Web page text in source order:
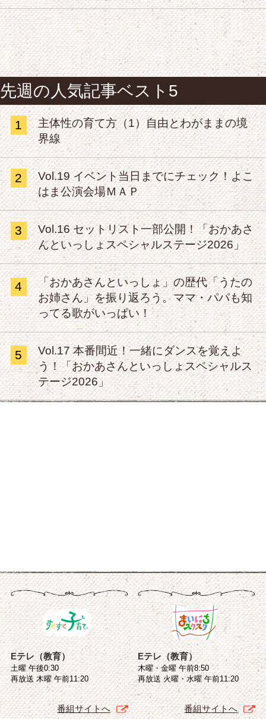
先週の人気記事ベスト5
1
主体性の育て方（1）自由とわがままの境
界線
2
Vol.19 イベント当日までにチェック！よこ
はま公演会場ＭＡＰ
3
Vol.16 セットリスト一部公開！「おかあさ
んといっしょスペシャルステージ2026」
4
「おかあさんといっしょ」の歴代「うたの
お姉さん」を振り返ろう。ママ・パパも知
ってる歌がいっぱい！
5
Vol.17 本番間近！一緒にダンスを覚えよ
う！「おかあさんといっしょスペシャルス
テージ2026」
Eテレ（教育）
土曜 午後0:30
再放送 木曜 午前11:20
番組サイトへ
Eテレ（教育）
木曜・金曜 午前8:50
再放送 火曜・水曜 午前11:20
番組サイトへ